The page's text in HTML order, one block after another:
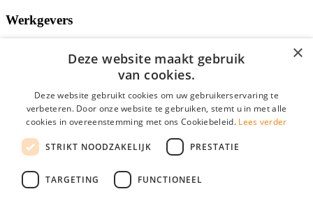
Werkgevers
Kantoren
Brochure aanvragen
Vacature aanmelden
Bereken uw tarief
Partners
Social
×
Deze website maakt gebruik
van cookies.
Deze website gebruikt cookies om uw gebruikerservaring te
verbeteren. Door onze website te gebruiken, stemt u in met alle
cookies in overeenstemming met ons Cookiebeleid. Lees verder
STRIKT NOODZAKELIJK PRESTATIE
TARGETING FUNCTIONEEL